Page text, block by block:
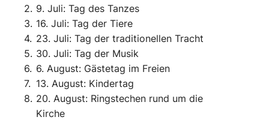
9. Juli: Tag des Tanzes
16. Juli: Tag der Tiere
23. Juli: Tag der traditionellen Tracht
30. Juli: Tag der Musik
6. August: Gästetag im Freien
13. August: Kindertag
20. August: Ringstechen rund um die
Kirche